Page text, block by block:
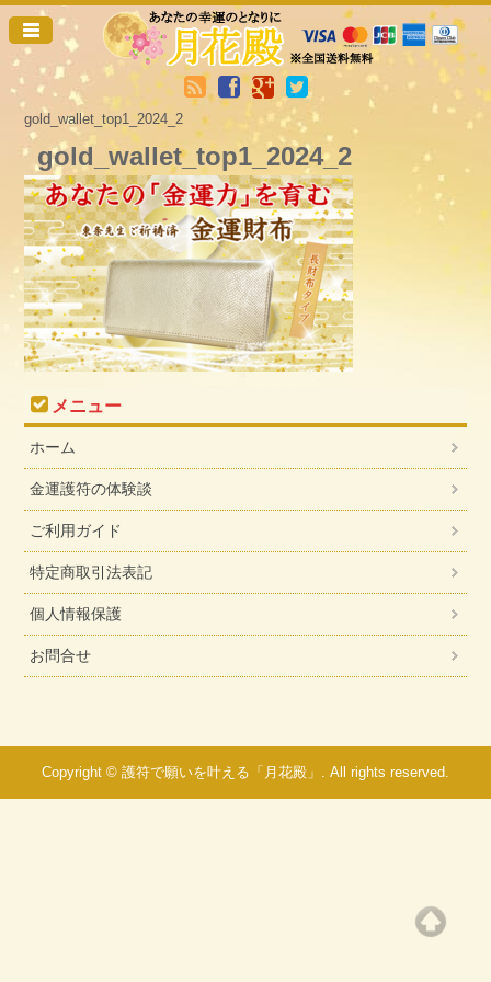
gold_wallet_top1_2024_2
gold_wallet_top1_2024_2
メニュー
ホーム
金運護符の体験談
ご利用ガイド
特定商取引法表記
個人情報保護
お問合せ
Copyright © 護符で願いを叶える「月花殿」. All rights reserved.